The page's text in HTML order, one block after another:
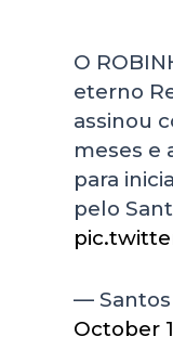
O
eterno
assinou
meses e
para
pelo
— Santos
October